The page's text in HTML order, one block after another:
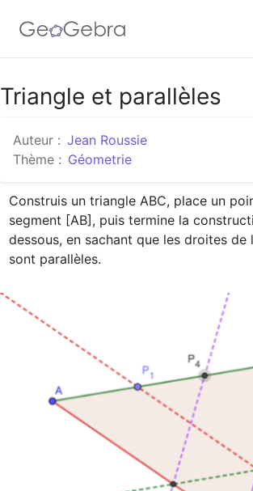
Google Classroom
Classe GeoGebra
Se connecter
Triangle et parallèles
Auteur : Jean Roussie
Thème : Géometrie
Construis un triangle ABC, place un
segment [AB], puis termine la
dessous, en sachant que les droites de
sont parallèles.